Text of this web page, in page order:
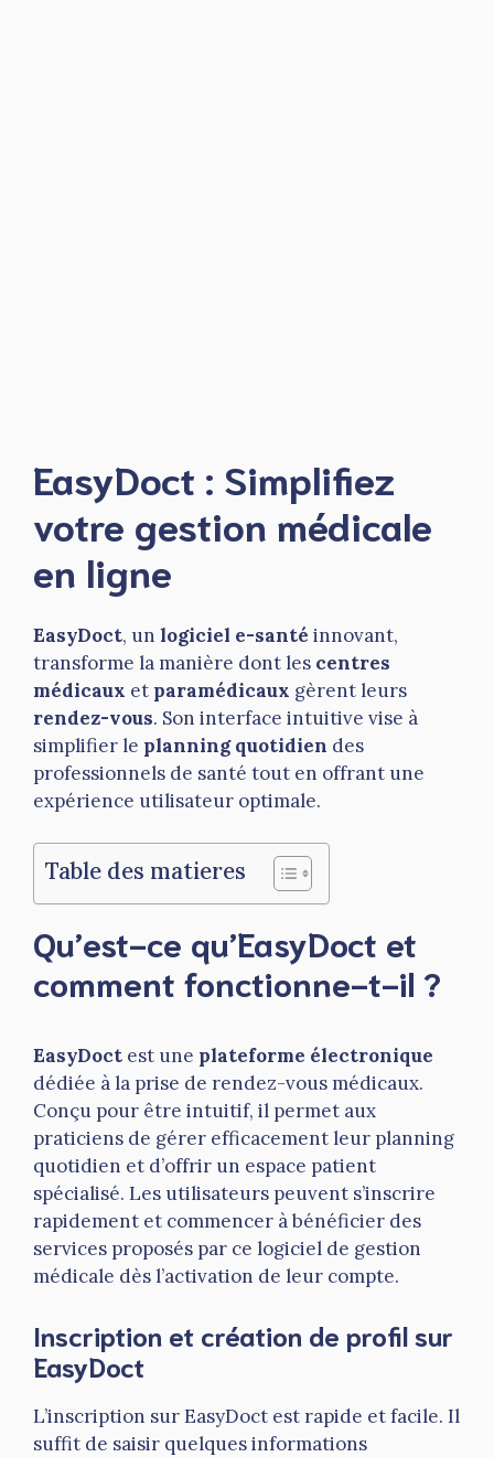
EasyDoct : Simplifiez
votre gestion médicale
en ligne
EasyDoct, un logiciel e-santé innovant,
transforme la manière dont les centres
médicaux et paramédicaux gèrent leurs
rendez-vous. Son interface intuitive vise à
simplifier le planning quotidien des
professionnels de santé tout en offrant une
expérience utilisateur optimale.
Table des matieres
Qu’est-ce qu’EasyDoct et
comment fonctionne-t-il ?
EasyDoct est une plateforme électronique
dédiée à la prise de rendez-vous médicaux.
Conçu pour être intuitif, il permet aux
praticiens de gérer efficacement leur planning
quotidien et d’offrir un espace patient
spécialisé. Les utilisateurs peuvent s’inscrire
rapidement et commencer à bénéficier des
services proposés par ce logiciel de gestion
médicale dès l’activation de leur compte.
Inscription et création de profil sur
EasyDoct
L’inscription sur EasyDoct est rapide et facile. Il
suffit de saisir quelques informations